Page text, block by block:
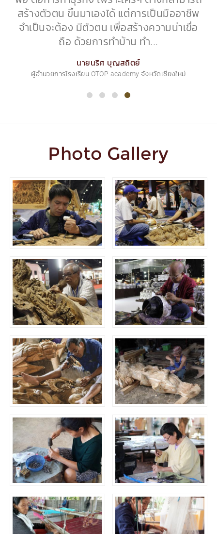
สร้างตัวตน ขึ้นมาเองได้ แต่การเป็นมืออาชีพ
จำเป็นจะต้อง มีตัวตน เพื่อสร้างความน่าเขื่อ
ถือ ด้วยการทำบ้าน ทำ...
นายนริศ บุญสถิตย์
ผู้อำนวยการโรงเรียน OTOP academy จังหวัดเชียงใหม่
Photo Gallery